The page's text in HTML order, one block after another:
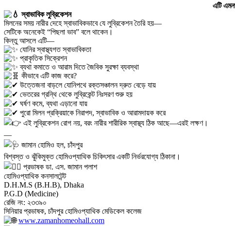
এটি
স্বাভাবিক লুব্রিকেশন
মিলনের সময় নারীর দেহে স্বাভাবিকভাবে যে লুব্রিকেশন তৈরি হয়—
সেটিকে অনেকেই “পিছলা ভাব” বলে থাকেন।
কিন্তু আসলে এটি—
যোনির স্বাস্থ্যগত স্বাভাবিকতা
প্রাকৃতিক সিক্রেশন
ব্যথা কমাতে ও আরাম দিতে জৈবিক সুরক্ষা ব্যবস্থা
কীভাবে এটি কাজ করে?
উত্তেজনা বাড়লে যোনিপথে রক্তসঞ্চালন দ্রুত বেড়ে যায়
ভেতরের গ্রন্থি থেকে লুব্রিকেন্ট নিঃসরণ শুরু হয়
ঘর্ষণ কমে, ব্যথা এড়ানো যায়
পুরো মিলন প্রক্রিয়াকে নিরাপদ, স্বাভাবিক ও আরামদায়ক করে
এই লুব্রিকেশন রোগ নয়, বরং নারীর শারীরিক স্বাস্থ্য ঠিক আছে—এরই লক্ষণ।
—
জামান হোমিও হল, চাঁদপুর
বিশ্বস্ত ও ঝুঁকিমুক্ত হোমিওপ্যাথিক চিকিৎসার একটি নির্ভরযোগ্য ঠিকানা।
প্রভাষক ডা. এস. জামান পলাশ
হোমিওপ্যাথিক কনসালটেন্ট
D.H.M.S (B.H.B), Dhaka
P.G.D (Medicine)
রেজি নং: ২৩৩৯০
সিনিয়ার প্রভাষক, চাঁদপুর হোমিওপ্যাথিক মেডিকেল কলেজ
www.zamanhomeohall.com